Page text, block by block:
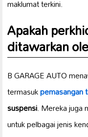
maklumat terkini.
Apakah
ditawarkan
B GARAGE AUTO
termasukpemasangan
suspensi. Mereka juga
untuk pelbagai jenis